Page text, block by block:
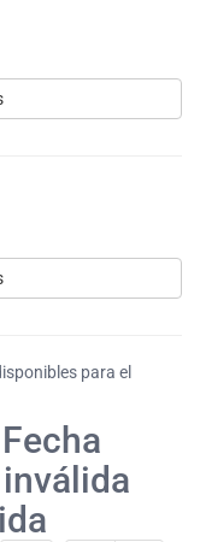
para el